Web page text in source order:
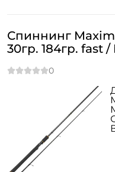
Спиннинг
30гр. 184гр. fast /